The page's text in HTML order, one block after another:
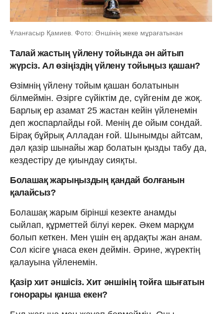
Ұланғасыр Қамиев. Фото: Әншінің жеке мұрағатынан
Талай жастың үйлену тойында ән айтып
жүрсіз. Ал өзіңіздің үйлену тойыңыз қашан?
Өзімнің үйлену тойым қашан болатынын
білмеймін. Әзірге сүйіктім де, сүйгенім де жоқ.
Барлық ер азамат 25 жастан кейін үйленемін
деп жоспарлайды ғой. Менің де ойым сондай.
Бірақ бұйрық Алладан ғой. Шынымды айтсам,
дәл қазір шынайы жар болатын қызды табу да,
кездестіру де қиындау сияқты.
Болашақ жарыңыздың қандай болғанын
қалайсыз?
Болашақ жарым бірінші кезекте анамды
сыйлап, құрметтей білуі керек. Әкем марқұм
болып кеткен. Мен үшін ең ардақты жан анам.
Сол кісіге ұнаса екен деймін. Әрине, жүректің
қалауына үйленемін.
Қазір хит әншісіз. Хит әншінің тойға шығатын
гонорары қанша екен?